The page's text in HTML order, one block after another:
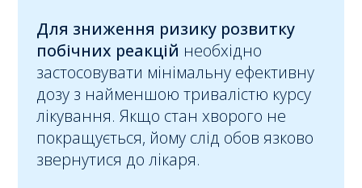
Для зниження ризику розвитку
побічних реакцій необхідно
застосовувати мінімальну ефективну
дозу з найменшою тривалістю курсу
лікування. Якщо стан хворого не
покращується, йому слід обов язково
звернутися до лікаря.